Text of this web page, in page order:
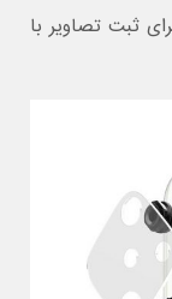
مگاپیکسلی برای ثبت تصاویر با